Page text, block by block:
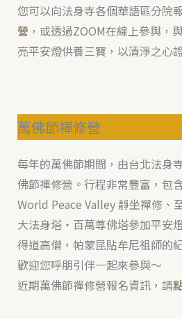
您可以向法身寺各個華語區分院
營 ，或透過ZOOM在線上參與，
亮平安燈供養三寶，以清淨之心
萬佛節禪修營
每年的萬佛節期間，由台北法身
佛節禪修營。行程非常豐富，包
World Peace Valley 靜坐禪修、
大法身塔・百萬尊佛塔參加平安
得道高僧，帕蒙昆貼牟尼祖師的
歡迎您呼朋引伴一起來參與～
近期萬佛節禪修營報名資訊，請